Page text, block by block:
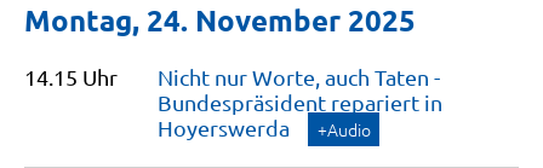
Montag, 24. November 2025
14.15 Uhr
Nicht nur Worte, auch Taten -
Bundespräsident repariert in
Hoyerswerda
+Audio